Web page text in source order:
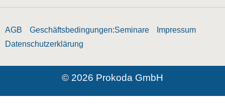
AGB Geschäftsbedingungen:Seminare
Impressum
Datenschutzerklärung
© 2026 Prokoda GmbH